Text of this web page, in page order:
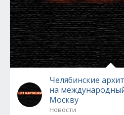
Челябинские
на
Москву
Новости